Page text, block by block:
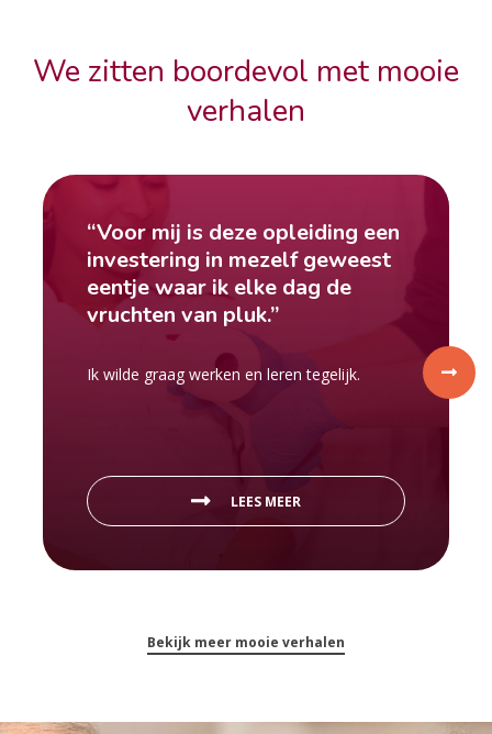
We zitten boordevol met mooie
verhalen
“Voor mij is deze opleiding een
investering in mezelf geweest
eentje waar ik elke dag de
vruchten van pluk.”
Ik wilde graag werken en leren tegelijk.
LEES MEER
Bekijk meer mooie verhalen